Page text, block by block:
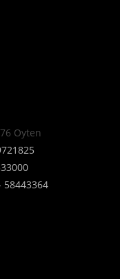
Oyten
58443364